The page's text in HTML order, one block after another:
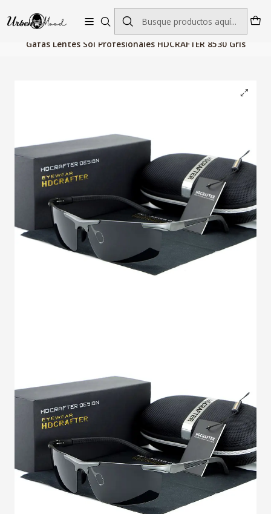
Envío GRATIS desde $60.000 | Entregas rápidas 1–5 días hábiles
Accesorios de Moda Gafas Unisex
Gafas Lentes Sol Profesionales HDCRAFTER 8530 Gris